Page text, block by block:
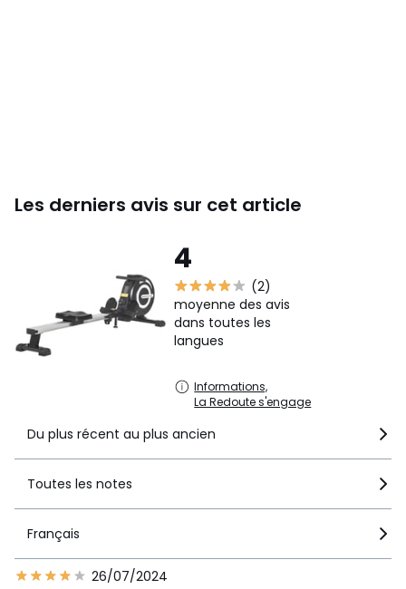
Couleurs Noir
Les derniers avis sur cet article
4
(2)
moyenne des avis
dans toutes les
langues
Informations,
La Redoute s'engage
Du plus récent au plus ancien
Toutes les notes
Français
26/07/2024